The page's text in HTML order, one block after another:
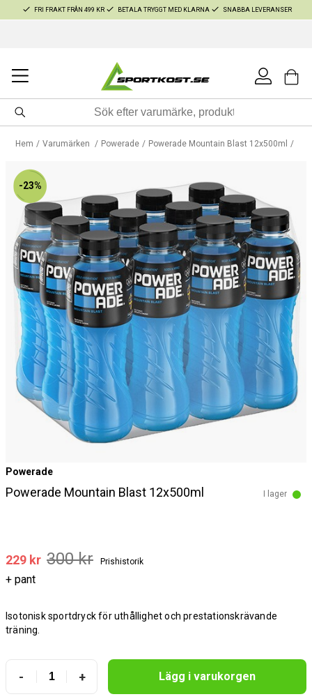
FRI FRAKT FRÅN 499 KR BETALA TRYGGT MED KLARNA SNABBA LEVERANSER
Hem Varumärken Powerade Powerade Mountain Blast 12x500ml
-23%
Powerade
Powerade Mountain Blast 12x500ml I lager
229 kr 300 kr Prishistorik
+ pant
Isotonisk sportdryck för uthållighet och prestationskrävande
träning.
- + Lägg i varukorgen